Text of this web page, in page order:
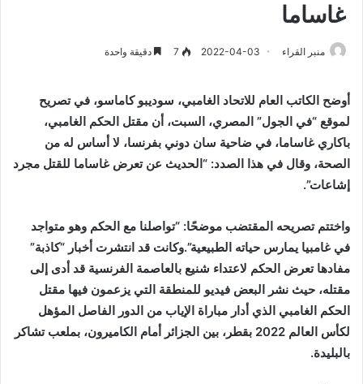
غاساما
منبر القراء 2022-04-03
7 دقيقة واحدة
أوضح الكاتب العام للاتحاد الغامبي، سوديبو كاماسو، في تصريح
لموقع “في الجول” المصري، السبت، أن مقتل الحكم الغامبي،
باكاري غاساما، في ضاحية سان دوني بفرنسا، لا أساس له من
الصحة، وقال في هذا الصدد: “الحديث عن تعرض غاساما للقتل مجرد
إشاعات”.
واختتم تصريحه المقتضب موضحًا: “تواصلنا مع الحكم وهو متواجد
في غامبيا يمارس حياته الطبيعية”.وكانت قد انتشرت أخبار “كاذبة”
مفادها تعرض الحكم لاعتداء شنيع بالعاصمة الفرنسية قد أدى إلى
مقتله، حيث نشر البعض فيديو للمنطقة التي يزعمون فيها مقتل
الحكم الغامبي الذي أدار مباراة الإياب من الدور الفاصل المؤهل
لكأس العالم 2022 بقطر، بين الجزائر أمام الكاميرون، بملعب تشاكر
بالبليدة.